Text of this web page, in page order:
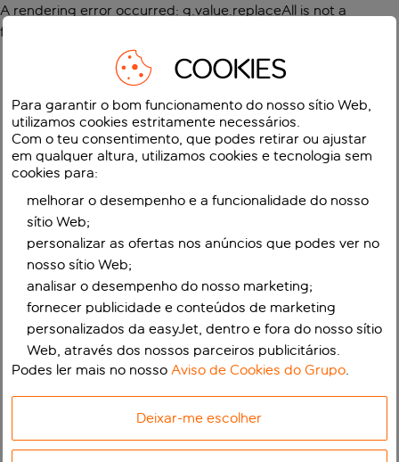
A rendering error occurred: g.value.replaceAll is not a
function
COOKIES
Para garantir o bom funcionamento do nosso sítio Web,
utilizamos cookies estritamente necessários.
Com o teu consentimento, que podes retirar ou ajustar
em qualquer altura, utilizamos cookies e tecnologia sem
cookies para:
melhorar o desempenho e a funcionalidade do nosso
sítio Web;
personalizar as ofertas nos anúncios que podes ver no
nosso sítio Web;
analisar o desempenho do nosso marketing;
fornecer publicidade e conteúdos de marketing
personalizados da easyJet, dentro e fora do nosso sítio
Web, através dos nossos parceiros publicitários.
Podes ler mais no nossoAviso de Cookies do Grupo.
Deixar-me escolher